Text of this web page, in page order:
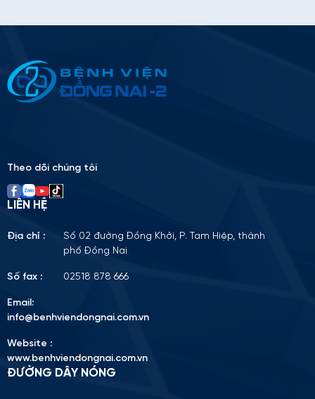
Please
Theo dõi chúng tôi
LIÊN HỆ
Địa chỉ :
Số 02 đường Đồng Khởi, P. Tam Hiệp, thành
phố Đồng Nai
Số fax : 02518 878 666
Email:
info@benhviendongnai.com.vn
Website :
www.benhviendongnai.com.vn
ĐƯỜNG DÂY NÓNG